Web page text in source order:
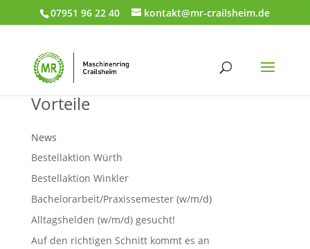
07951 96 22 40 kontakt@mr-crailsheim.de
Vorteile
News
Bestellaktion Würth
Bestellaktion Winkler
Bachelorarbeit/Praxissemester (w/m/d)
Alltagshelden (w/m/d) gesucht!
Auf den richtigen Schnitt kommt es an